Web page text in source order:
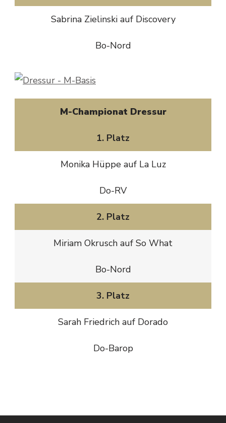
Sabrina Zielinski auf Discovery
Bo-Nord
M-Championat Dressur
1. Platz
Monika Hüppe auf La Luz
Do-RV
2. Platz
Miriam Okrusch auf So What
Bo-Nord
3. Platz
Sarah Friedrich auf Dorado
Do-Barop